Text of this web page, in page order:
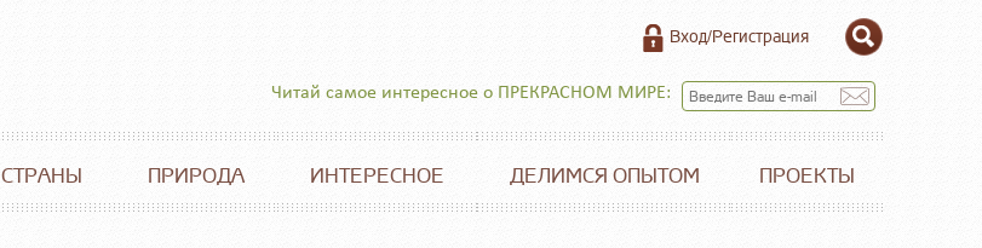
Вход/Регистрация
Читай самое интересное о ПРЕКРАСНОМ МИРЕ:
СТРАНЫ ПРИРОДА ИНТЕРЕСНОЕ ДЕЛИМСЯ ОПЫТОМ ПРОЕКТЫ